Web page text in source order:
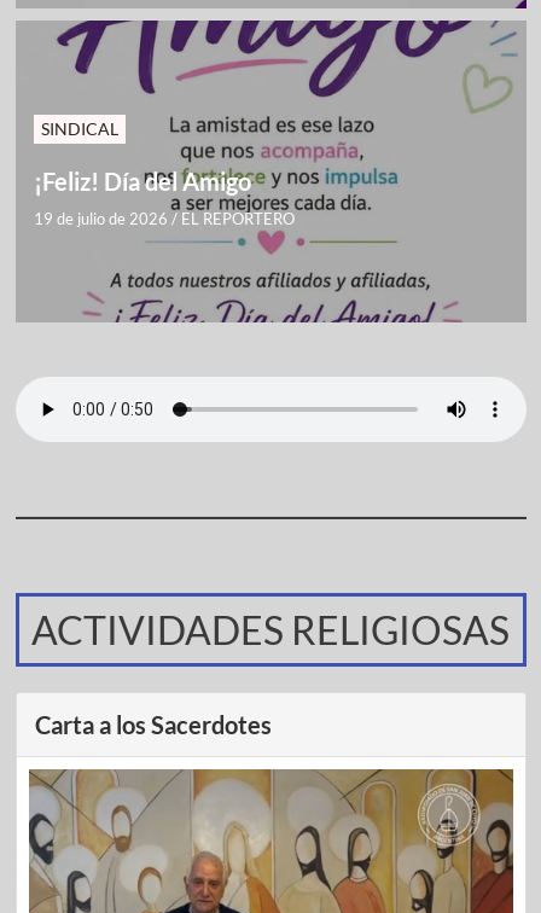
SINDICAL
¡Feliz! Día del Amigo
19 de julio de 2026 / EL REPORTERO
ACTIVIDADES RELIGIOSAS
Carta a los Sacerdotes